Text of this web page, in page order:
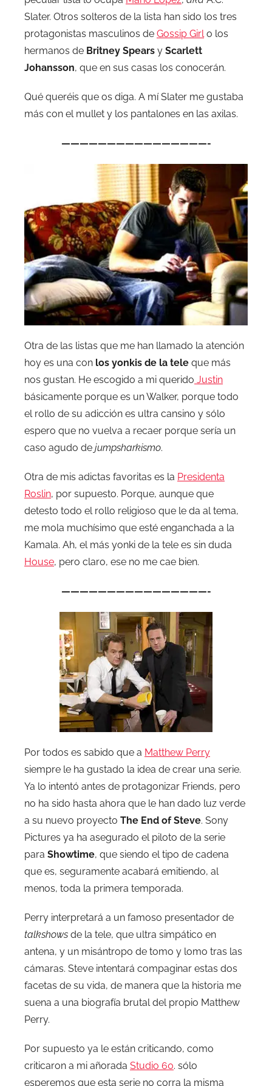
Slater. Otros solteros de la lista han sido los tres
protagonistas masculinos de Gossip Girlo los
hermanos de Britney Spears y Scarlett
Johansson, que en sus casas los conocerán.
Qué queréis que os diga. A mí Slater me gustaba
más con el mullet y los pantalones en las axilas.
————————————————-
Otra de las listas que me han llamado la atención
hoy es una con los yonkis de la tele que más
nos gustan. He escogido a mi querido Justin
básicamente porque es un Walker, porque todo
el rollo de su adicción es ultra cansino y sólo
espero que no vuelva a recaer porque sería un
caso agudo de jumpsharkismo.
Otra de mis adictas favoritas es la Presidenta
Roslin, por supuesto. Porque, aunque que
detesto todo el rollo religioso que le da al tema,
me mola muchísimo que esté enganchada a la
Kamala. Ah, el más yonki de la tele es sin duda
House, pero claro, ese no me cae bien.
————————————————-
Por todos es sabido que a Matthew Perry
siempre le ha gustado la idea de crear una serie.
Ya lo intentó antes de protagonizar Friends, pero
no ha sido hasta ahora que le han dado luz verde
a su nuevo proyecto The End of Steve. Sony
Pictures ya ha asegurado el piloto de la serie
para Showtime, que siendo el tipo de cadena
que es, seguramente acabará emitiendo, al
menos, toda la primera temporada.
Perry interpretará a un famoso presentador de
talkshows de la tele, que ultra simpático en
antena, y un misántropo de tomo y lomo tras las
cámaras. Steve intentará compaginar estas dos
facetas de su vida, de manera que la historia me
suena a una biografía brutal del propio Matthew
Perry.
Por supuesto ya le están criticando, como
criticaron a mi añorada Studio 60. sólo
esperemos que esta serie no corra la misma